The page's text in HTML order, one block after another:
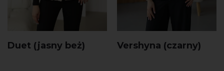
Duet (jasny beż) Vershyna (czarny)